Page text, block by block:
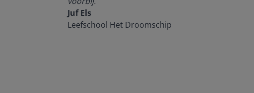
Juf Els
Leefschool Het Droomschip